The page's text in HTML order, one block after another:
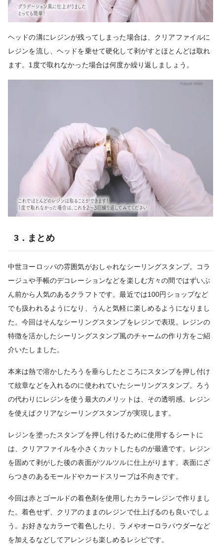
ヘッドの溝にレジンが残ってしまった場合は、クリアファイルに
レジンを流し、ヘッドを乗せて硬化して剥がすとほとんどは取れ
ます。1度で取れなかった場合は何度か繰り返しましょう。
3．まとめ
中世ヨーロッパの雰囲気がおしゃれなシーリングスタンプ。コラ
ージュや手帳のデコレーションなどを楽しむ方々の間ではずいぶ
ん前から人気のあるクラフトです。最近では100円ショップなど
でも扱われるようになり、うんと気軽に楽しめるようになりまし
た。今回はそんなシーリングスタンプをレジンで表現。レジンの
特徴を活かしたシーリングスタンプ風のチャームの作り方をご紹
介いたしました。
本来は熱で溶かしたろうを垂らしたところにスタンプを押し付け
て紋章などを入れるのに使われていたシーリングスタンプ。ろう
の代わりにレジンを使う最大のメリットは、その透明感。レジン
を使えばクリアなシーリングスタンプが実現します。
レジンを塗ったスタンプを押し付けるために使用するシートに
は、クリアファイルを小さくカットしたものが最適です。レジン
を固めて剥がした後の表面がツルツルに仕上がります。表面にざ
らつきのあるモールドやカードスリーブは不向きです。
今回は赤とゴールドの着色剤を使用したカラーレジンで作りまし
た。着色せず、クリアのままのレジンで仕上げるのも良いでしょ
う。お好きなカラーで着色したり、ラメやオーロラパウダーなど
を加えるなどしてアレンジも楽しめるレシピです。